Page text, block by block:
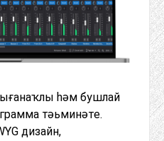
һәм бушлай
тәьминәте.
дизайн,